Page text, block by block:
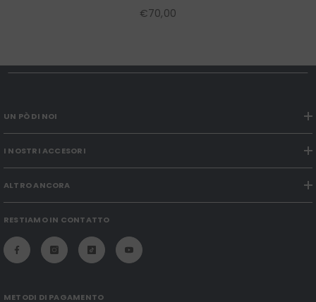
€70,00
UN PÒ DI NOI
I NOSTRI ACCESORI
ALTRO ANCORA
RESTIAMO IN CONTATTO
METODI DI PAGAMENTO